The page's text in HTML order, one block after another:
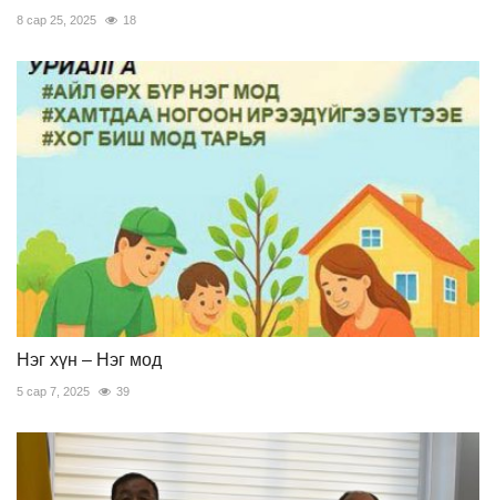
8 сар 25, 2025 18
Нэг хүн – Нэг мод
5 сар 7, 2025 39